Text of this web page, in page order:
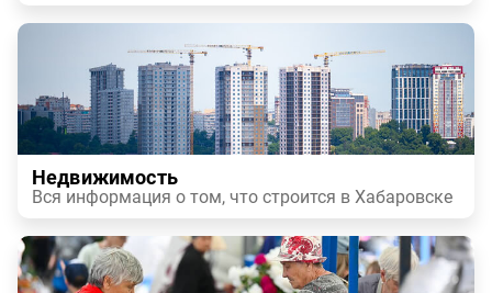
Недвижимость
Вся информация о том, что строится в Хабаровске